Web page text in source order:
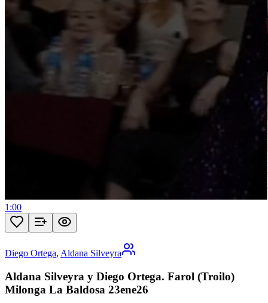
1:00
Diego Ortega, Aldana Silveyra
Aldana Silveyra y Diego Ortega. Farol (Troilo)
Milonga La Baldosa 23ene26